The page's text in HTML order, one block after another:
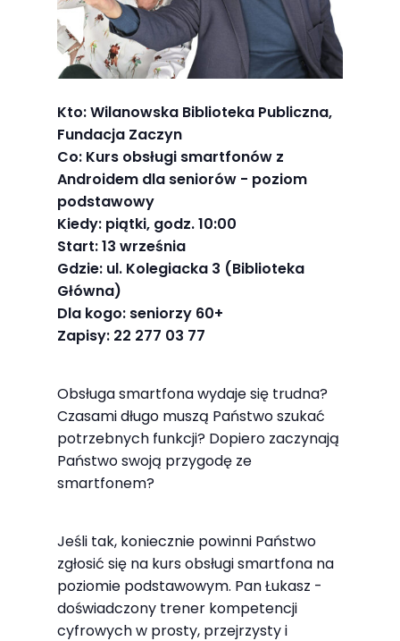
Kto: Wilanowska Biblioteka Publiczna,
Fundacja Zaczyn
Co: Kurs obsługi smartfonów z
Androidem dla seniorów - poziom
podstawowy
Kiedy: piątki, godz. 10:00
Start: 13 września
Gdzie: ul. Kolegiacka 3 (Biblioteka
Główna)
Dla kogo: seniorzy 60+
Zapisy: 22 277 03 77
Obsługa smartfona wydaje się trudna?
Czasami długo muszą Państwo szukać
potrzebnych funkcji? Dopiero zaczynają
Państwo swoją przygodę ze
smartfonem?
Jeśli tak, koniecznie powinni Państwo
zgłosić się na kurs obsługi smartfona na
poziomie podstawowym. Pan Łukasz -
doświadczony trener kompetencji
cyfrowych w prosty, przejrzysty i
strony
internetowej,
na podstawie
tego, jak
strona jest
używana.
Doświadczenie
Aby nasza
strona
internetowa
działała jak
najlepiej
podczas
przejścia na nią.
Jeśli odrzucisz
te pliki cookie,
niektóre funkcje
znikną ze strony
Marketing
Udostępniając
swoje